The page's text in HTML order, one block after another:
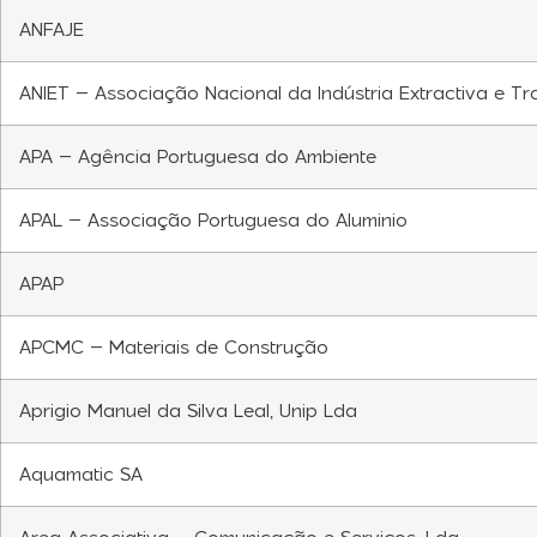
ANFAJE
ANIET – Associação Nacional da Indústria Extractiva e
APA – Agência Portuguesa do Ambiente
APAL – Associação Portuguesa do Aluminio
APAP
APCMC – Materiais de Construção
Aprigio Manuel da Silva Leal, Unip Lda
Aquamatic SA